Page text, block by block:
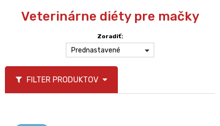
Veterinárne diéty pre mačky
Zoradiť:
Prednastavené
FILTER PRODUKTOV